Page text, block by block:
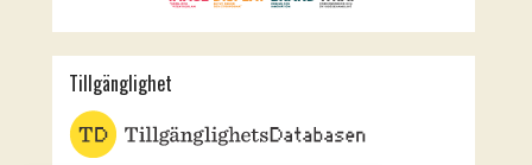
Tillgänglighet